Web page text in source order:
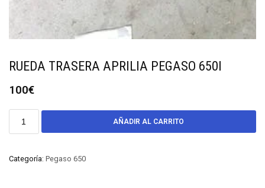
RUEDA TRASERA APRILIA PEGASO 650I
100€
AÑADIR AL CARRITO
Categoría: Pegaso 650